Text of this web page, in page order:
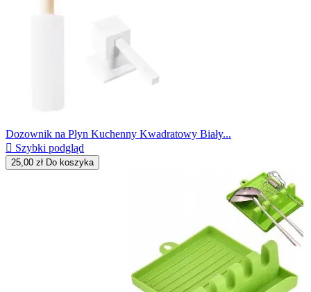
Dozownik na Płyn Kuchenny Kwadratowy Biały...
 Szybki podgląd
25,00 zł Do koszyka